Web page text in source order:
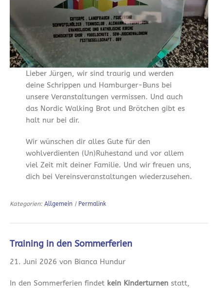
Lieber Jürgen, wir sind traurig und werden
deine Schrippen und Hamburger-Buns bei
unsere Veranstaltungen vermissen. Und auch
das Nordic Walking Brot und Brötchen gibt es
halt nur bei dir.
Wir wünschen dir alles Gute für den
wohlverdienten (Un)Ruhestand und vor allem
viel Zeit mit deiner Familie. Und wir freuen uns,
dich bei Vereinsveranstaltungen wiederzusehen.
Kategorien: Allgemein | Permalink
Training in den Sommerferien
21. Juni 2026 von Bianca Hundur
In den Sommerferien findet kein Kinderturnen statt,